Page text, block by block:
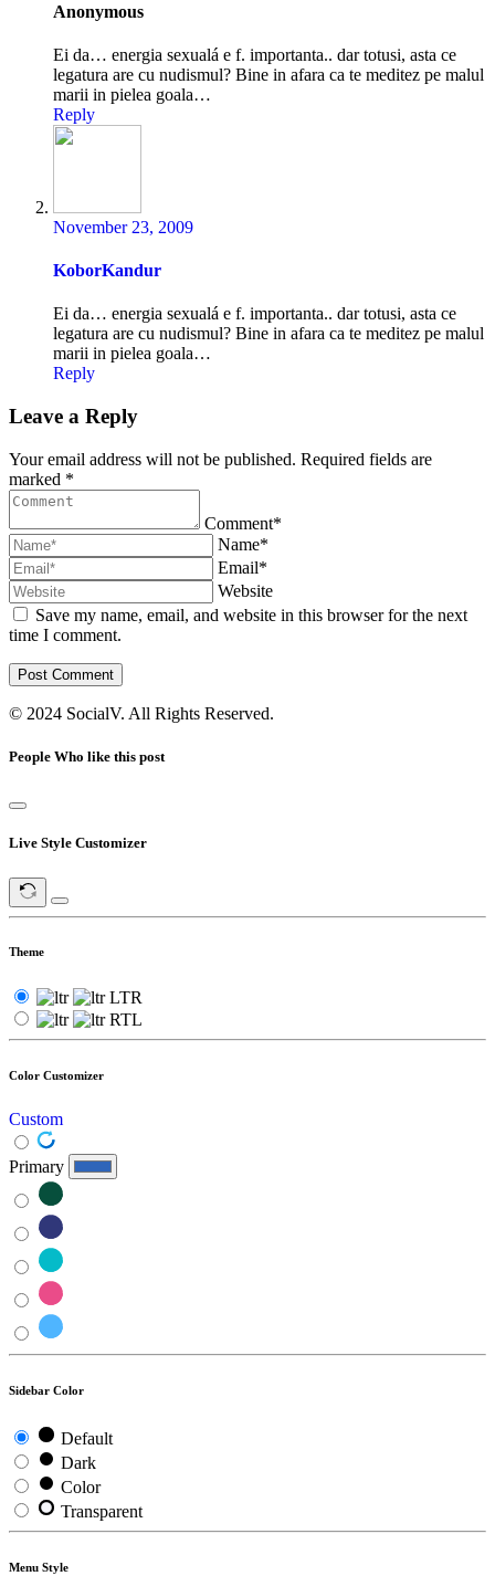
Anonymous
Ei da… energia sexualá e f. importanta.. dar totusi, asta ce
legatura are cu nudismul? Bine in afara ca te meditez pe malul
marii in pielea goala…
Reply
November 23, 2009
KoborKandur
Ei da… energia sexualá e f. importanta.. dar totusi, asta ce
legatura are cu nudismul? Bine in afara ca te meditez pe malul
marii in pielea goala…
Reply
Leave a Reply
Your email address will not be published. Required fields are
marked *
Comment*
Name*
Email*
Website
Save my name, email, and website in this browser for the next
time I comment.
Post Comment
© 2024 SocialV. All Rights Reserved.
People Who like this post
Live Style Customizer
Theme
LTR
RTL
Color Customizer
Custom
Primary
Sidebar Color
Default
Dark
Color
Transparent
Menu Style